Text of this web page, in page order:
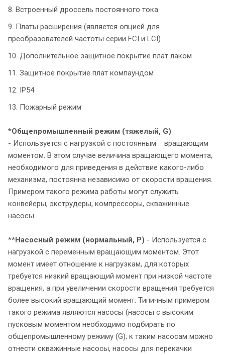
8. Встроенный дроссель постоянного тока
9. Платы расширения (является опцией для
преобразователей частоты серии FCI и LCI)
10. Дополнительное защитное покрытие плат лаком
11. Защитное покрытие плат компаундом
12. IP54
13. Пожарный режим
*Общепромышленный режим (тяжелый, G)
- Используется с нагрузкой с постоянным вращающим
моментом. В этом случае величина вращающего момента,
необходимого для приведения в действие какого-либо
механизма, постоянна независимо от скорости вращения.
Примером такого режима работы могут служить
конвейеры, экструдеры, компрессоры, скважинные
насосы.
**Насосный режим (нормальный, P) - Используется с
нагрузкой с переменным вращающим моментом. Этот
момент имеет отношение к нагрузкам, для которых
требуется низкий вращающий момент при низкой частоте
вращения, а при увеличении скорости вращения требуется
более высокий вращающий момент. Типичным примером
такого режима являются насосы (насосы с высоким
пусковым моментом необходимо подбирать по
общепромышленному режиму (G); к таким насосам можно
отнести скважинные насосы, насосы для перекачки